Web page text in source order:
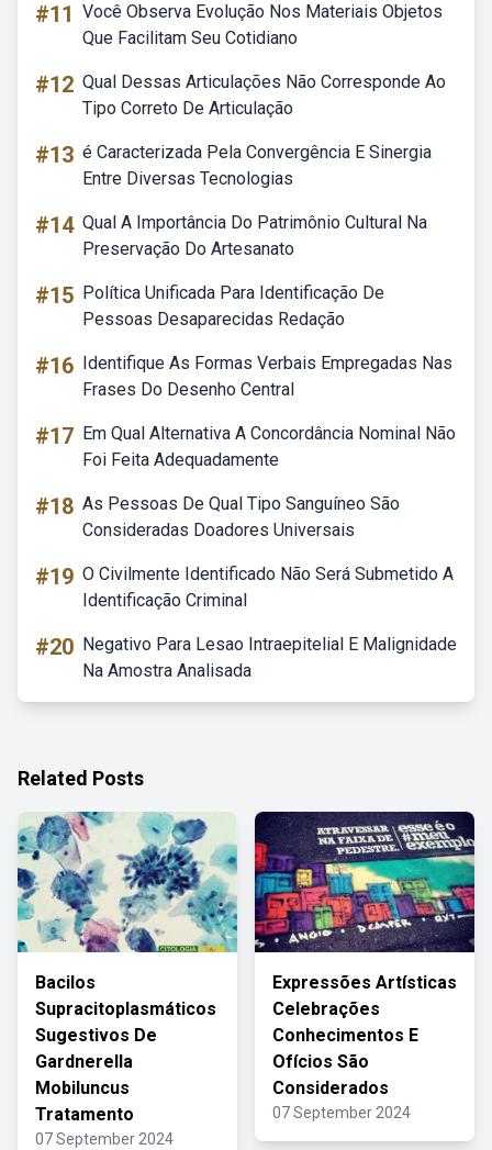
#11 Você Observa Evolução Nos Materiais Objetos
Que Facilitam Seu Cotidiano
#12 Qual Dessas Articulações Não Corresponde Ao
Tipo Correto De Articulação
#13 é Caracterizada Pela Convergência E Sinergia
Entre Diversas Tecnologias
#14 Qual A Importância Do Patrimônio Cultural Na
Preservação Do Artesanato
#15 Política Unificada Para Identificação De
Pessoas Desaparecidas Redação
#16 Identifique As Formas Verbais Empregadas Nas
Frases Do Desenho Central
#17 Em Qual Alternativa A Concordância Nominal Não
Foi Feita Adequadamente
#18 As Pessoas De Qual Tipo Sanguíneo São
Consideradas Doadores Universais
#19 O Civilmente Identificado Não Será Submetido A
Identificação Criminal
#20 Negativo Para Lesao Intraepitelial E Malignidade
Na Amostra Analisada
Related Posts
Bacilos
Supracitoplasmáticos
Sugestivos De
Gardnerella
Mobiluncus
Tratamento
07 September 2024
Expressões Artísticas
Celebrações
Conhecimentos E
Ofícios São
Considerados
07 September 2024